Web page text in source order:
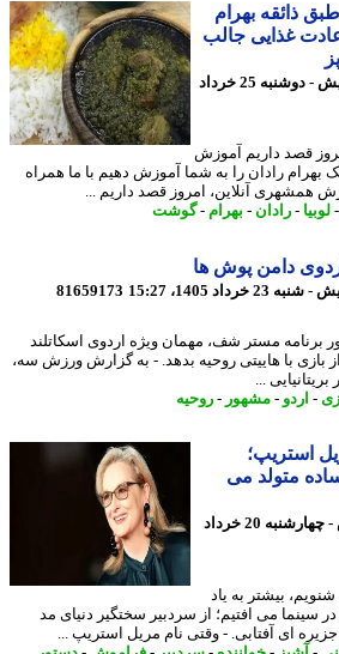
بهرام
غذایی جالب
55 روز پیش - دوشنبه 25 خرداد
داریم آموزش
رادان را به شما آموزش دهیم با ما همراه
آنلاین، امروز قصد داریم ...
-رادان - بهرام- گوشت
دامن پوش ها
81659173
مستر شف، مهمان ویژه اردوی اسکاتلند
با هاییتی روحیه بدهد. - به گزارش ورزش سه،
...
اردو - مشهور-روحیه
متولد می
60 روز پیش - چهارشنبه 20 خرداد
بیشتر به یاد
می افتیم؛ از سردبیر سختگیر دنیای مد
ای آفتابی. - وقتی نام مریل استریپ ...